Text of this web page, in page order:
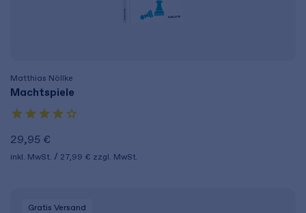
Matthias Nöllke
Machtspiele
29,95 €
inkl. MwSt. 27,99 € zzgl. MwSt.
Gratis Versand